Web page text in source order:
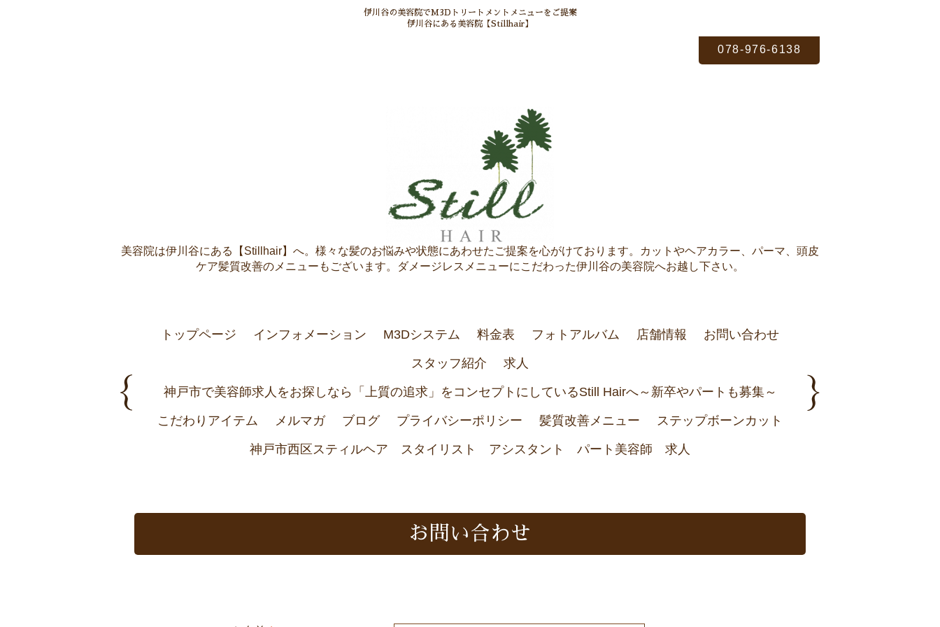
伊川谷の美容院でM3Dトリートメントメニューをご提案
伊川谷にある美容院【Stillhair】
美容院は伊川谷にある【Stillhair】へ。様々な髪のお悩みや状態にあわせたご提案を心がけております。カットやヘアカラー、パーマ、頭皮
ケア髪質改善のメニューもございます。ダメージレスメニューにこだわった伊川谷の美容院へお越し下さい。
078-976-6138
トップページ インフォメーション M3Dシステム 料金表 フォトアルバム 店舗情報 お問い合わせ
スタッフ紹介 求人
神戸市で美容師求人をお探しなら「上質の追求」をコンセプトにしているStill Hairへ～新卒やパートも募集～
こだわりアイテム メルマガ ブログ プライバシーポリシー 髪質改善メニュー ステップボーンカット
神戸市西区スティルヘア スタイリスト アシスタント パート美容師 求人
お問い合わせ